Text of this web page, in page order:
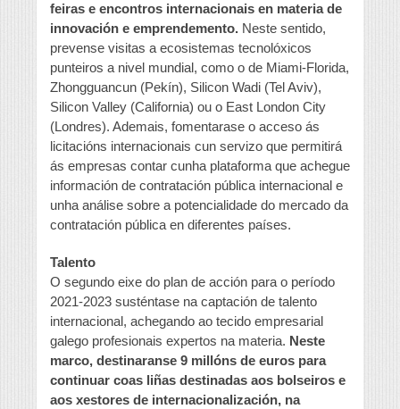
feiras e encontros internacionais en materia de
innovación e emprendemento. Neste sentido,
prevense visitas a ecosistemas tecnolóxicos
punteiros a nivel mundial, como o de Miami-Florida,
Zhongguancun (Pekín), Silicon Wadi (Tel Aviv),
Silicon Valley (California) ou o East London City
(Londres). Ademais, fomentarase o acceso ás
licitacións internacionais cun servizo que permitirá
ás empresas contar cunha plataforma que achegue
información de contratación pública internacional e
unha análise sobre a potencialidade do mercado da
contratación pública en diferentes países.
Talento
O segundo eixe do plan de acción para o período
2021-2023 susténtase na captación de talento
internacional, achegando ao tecido empresarial
galego profesionais expertos na materia. Neste
marco, destinaranse 9 millóns de euros para
continuar coas liñas destinadas aos bolseiros e
aos xestores de internacionalización, na